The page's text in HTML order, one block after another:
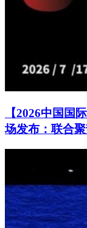
【2026中国国
场发布：联合